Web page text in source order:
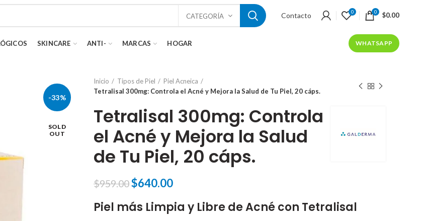
CATEGORÍA Contacto 0 0 $0.00
SKINCARE ANTI- MARCAS HOGAR WHATSAPP
-33%
SOLD
OUT
Inicio Tipos de Piel
Piel Acneica
Tetralisal 300mg: Controla el Acné y Mejora la Salud de Tu Piel, 20 cáps.
Tetralisal 300mg: Controla
el Acné y Mejora la Salud
de Tu Piel, 20 cáps.
$959.00Original
was:
$640.00Current
is:
Piel más Limpia y Libre de Acné con Tetralisal